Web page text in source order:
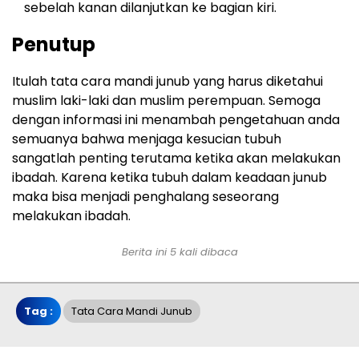
sebelah kanan dilanjutkan ke bagian kiri.
Penutup
Itulah tata cara mandi junub yang harus diketahui
muslim laki-laki dan muslim perempuan. Semoga
dengan informasi ini menambah pengetahuan anda
semuanya bahwa menjaga kesucian tubuh
sangatlah penting terutama ketika akan melakukan
ibadah. Karena ketika tubuh dalam keadaan junub
maka bisa menjadi penghalang seseorang
melakukan ibadah.
Berita ini 5 kali dibaca
Tag : Tata Cara Mandi Junub